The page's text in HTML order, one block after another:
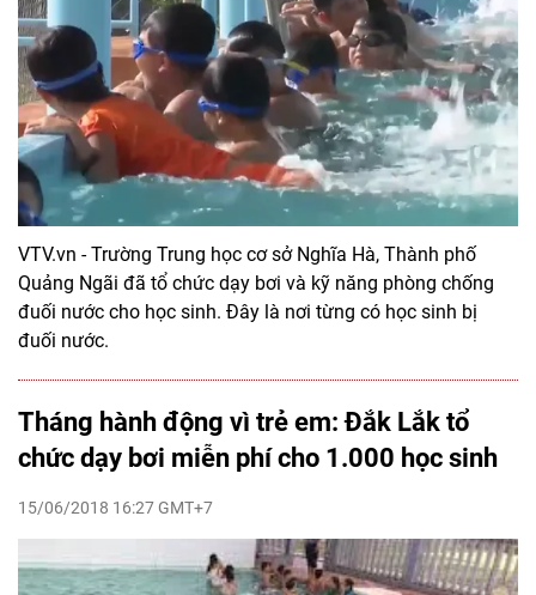
VTV.vn - Trường Trung học cơ sở Nghĩa Hà, Thành phố
Quảng Ngãi đã tổ chức dạy bơi và kỹ năng phòng chống
đuối nước cho học sinh. Đây là nơi từng có học sinh bị
đuối nước.
Tháng hành động vì trẻ em: Đắk Lắk tổ
chức dạy bơi miễn phí cho 1.000 học sinh
15/06/2018 16:27 GMT+7